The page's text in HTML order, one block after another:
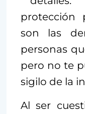
protección
son las
personas
pero no te
sigilo de la
Al ser